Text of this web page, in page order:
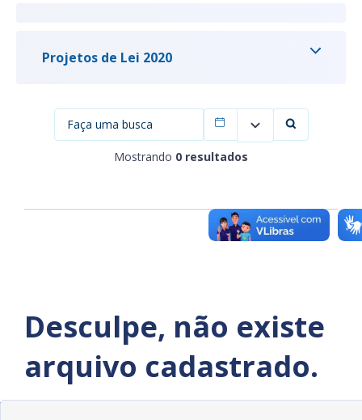
Projetos de Lei 2020
Mostrando 0 resultados
Filtrar por data
Desculpe, não existe
arquivo cadastrado.